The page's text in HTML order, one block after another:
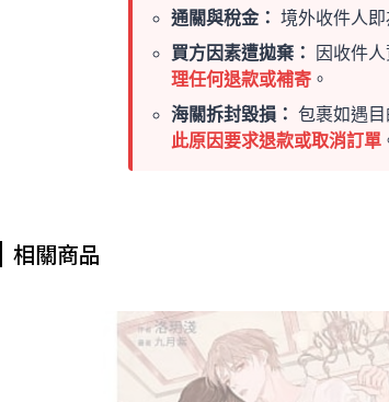
通關與稅金： 境外收件人
買方因素遭拋棄：
因收件
理任何退款或補寄 。
海關拆封毀損： 包裹如遇
此原因要求退款或取消訂單
相關商品